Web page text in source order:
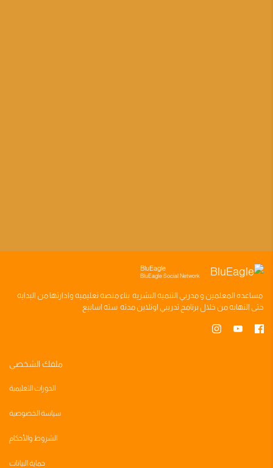
BluEagle
BluEagle Social Network
مساعده المعلمين ومدربي التنميه البشريه بناءمنصه تعليميه وادارتها من البدايه
حتى النهايه من خلال برنامج تدريبي اونلاين مدته سته اسابيع
ملفك الشخصي
الدورات التعليمية
سياسة الخصوصية
الشروط والأحكام
حماية البيانات